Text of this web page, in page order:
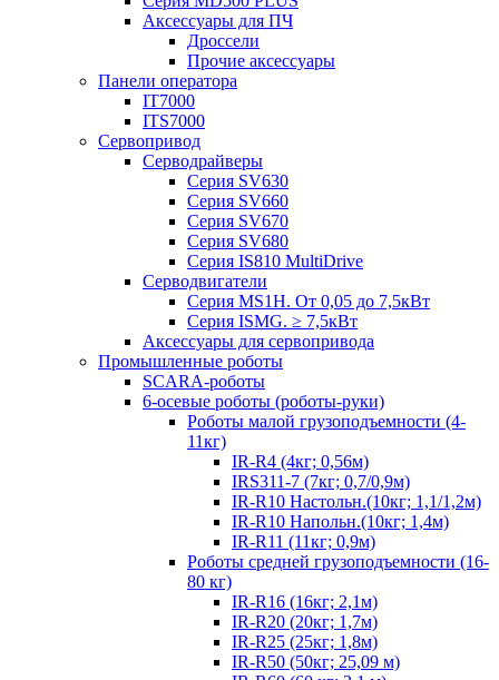
Аксессуары для ПЧ
Дроссели
Прочие аксессуары
Панели оператора
IT7000
ITS7000
Сервопривод
Серводрайверы
Серия SV630
Серия SV660
Серия SV670
Серия SV680
Серия IS810 MultiDrive
Серводвигатели
Серия MS1H. От 0,05 до 7,5кВт
Серия ISMG. ≥ 7,5кВт
Аксессуары для сервопривода
Промышленные роботы
SCARA-роботы
6-осевые роботы (роботы-руки)
Роботы малой грузоподъемности (4-
11кг)
IR-R4 (4кг; 0,56м)
IRS311-7 (7кг; 0,7/0,9м)
IR-R10 Настольн.(10кг; 1,1/1,2м)
IR-R10 Напольн.(10кг; 1,4м)
IR-R11 (11кг; 0,9м)
Роботы средней грузоподъемности (16-
80 кг)
IR-R16 (16кг; 2,1м)
IR-R20 (20кг; 1,7м)
IR-R25 (25кг; 1,8м)
IR-R50 (50кг; 25,09 м)